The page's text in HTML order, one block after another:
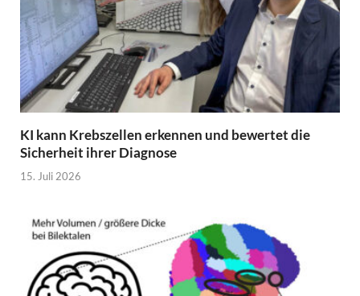
KI kann Krebszellen erkennen und bewertet die
Sicherheit ihrer Diagnose
15. Juli 2026